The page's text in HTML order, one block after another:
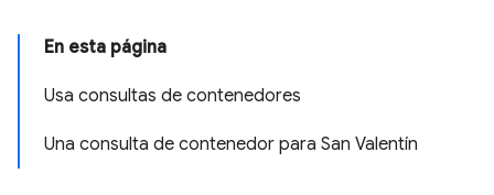
En esta página
Usa consultas de contenedores
Una consulta de contenedor para San Valentín